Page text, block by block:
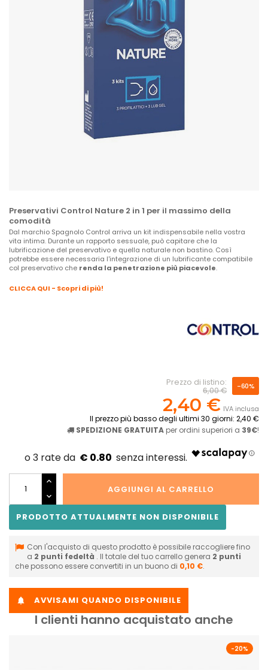
Preservativi Control Nature 2 in 1 per il massimo della
comodità
Dal marchio Spagnolo Control arriva un kit indispensabile nella vostra
vita intima. Durante un rapporto sessuale, può capitare che la
lubrificazione del preservativo e quella naturale non bastino. Così
potrebbe essere necessaria l'integrazione di un lubrificante compatibile
col preservativo che renda la penetrazione più piacevole.
CLICCA QUI - Scopri di più!
Prezzo di listino:
6,00 €
-60%
2,40 € IVA inclusa
Il prezzo più basso degli ultimi 30 giorni: 2,40 €
SPEDIZIONE GRATUITA per ordini superiori a 39€!
€ 0.80
AGGIUNGI AL CARRELLO
PRODOTTO ATTUALMENTE NON DISPONIBILE
Con l'acquisto di questo prodotto è possibile raccogliere fino
a 2 punti fedeltà . Il totale del tuo carrello genera 2 punti
che possono essere convertiti in un buono di 0,10 €.
 AVVISAMI QUANDO DISPONIBILE
I clienti hanno acquistato anche
-20%